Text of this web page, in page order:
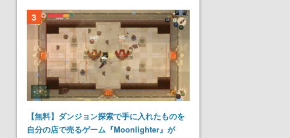
3
【無料】ダンジョン探索で手に入れたものを
自分の店で売るゲーム『Moonlighter』が